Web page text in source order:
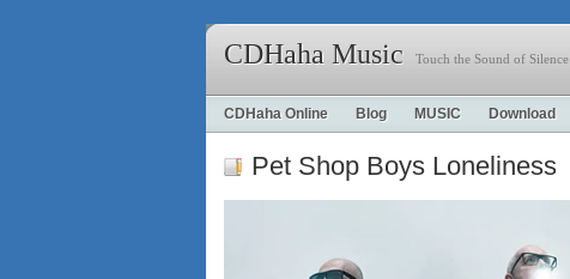
CDHaha Music Touch the Sound of Silence
CDHaha Online Blog MUSIC Download
Pet Shop Boys Loneliness